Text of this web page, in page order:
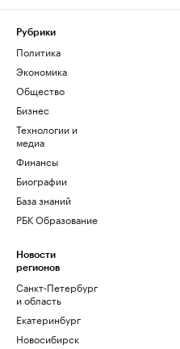
Рубрики
Политика
Экономика
Общество
Бизнес
Технологии и
медиа
Финансы
Биографии
База знаний
РБК Образование
Новости
регионов
Санкт-Петербург
и область
Екатеринбург
Новосибирск